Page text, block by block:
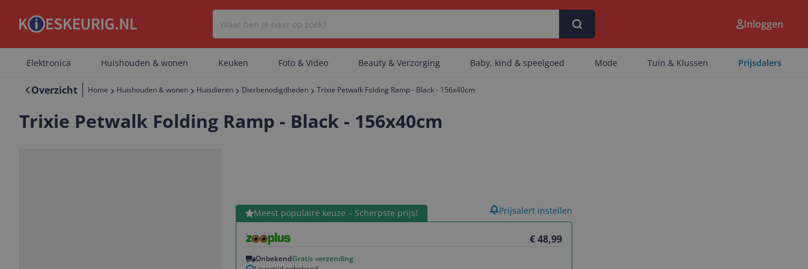
Er zijn geen categorieën gevonden.
Er zijn geen artikelen gevonden.
Inloggen
Elektronica Huishouden & wonen Keuken Foto & Video Beauty & Verzorging Baby, kind & speelgoed Mode Tuin & Klussen Prijsdalers
Overzicht Home Huishouden & wonen Huisdieren Dierbenodigdheden Trixie Petwalk Folding Ramp - Black - 156x40cm
Trixie Petwalk Folding Ramp - Black - 156x40cm
Meest populaire keuze – Scherpste prijs!
€ 48,99
OnbekendGratis verzending
Bekijk product Prijsalert instellen